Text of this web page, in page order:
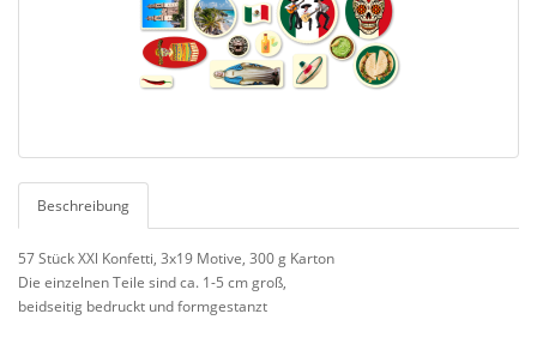
Beschreibung
57 Stück XXl Konfetti, 3x19 Motive, 300 g Karton
Die einzelnen Teile sind ca. 1-5 cm groß,
beidseitig bedruckt und formgestanzt